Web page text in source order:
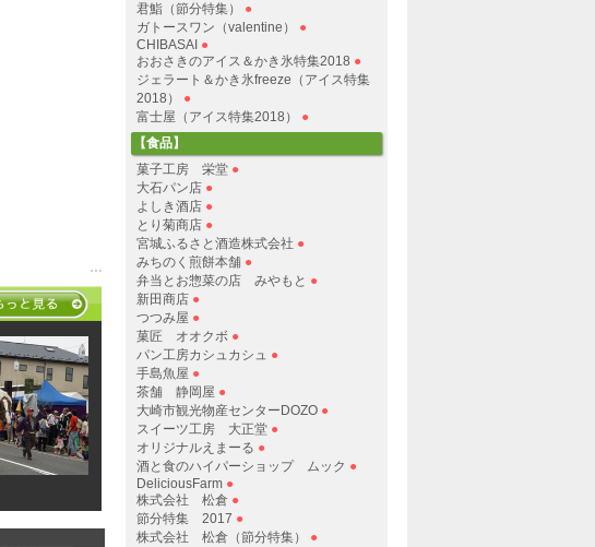
君鮨（節分特集）
●
ガトースワン（valentine）
●
CHIBASAI ●
おおさきのアイス＆かき氷特集2018 ●
ジェラート＆かき氷freeze（アイス特集
2018）
●
富士屋（アイス特集2018）
●
【食品】
菓子工房 栄堂 ●
大石パン店 ●
よしき酒店 ●
とり菊商店 ●
宮城ふるさと酒造株式会社 ●
みちのく煎餅本舗 ●
弁当とお惣菜の店 みやもと ●
新田商店 ●
つつみ屋 ●
菓匠 オオクボ ●
パン工房カシュカシュ ●
手島魚屋 ●
茶舗 静岡屋 ●
大崎市観光物産センターDOZO ●
スイーツ工房 大正堂 ●
オリジナルえまーる ●
酒と食のハイパーショップ ムック ●
DeliciousFarm ●
株式会社 松倉 ●
節分特集 2017 ●
株式会社 松倉（節分特集）
●